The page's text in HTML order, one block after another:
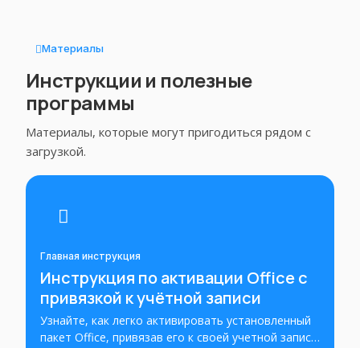
Материалы
Инструкции и полезные
программы
Материалы, которые могут пригодиться рядом с
загрузкой.
Главная инструкция
Инструкция по активации Office с
привязкой к учётной записи
Узнайте, как легко активировать установленный
пакет Office, привязав его к своей учетной записи